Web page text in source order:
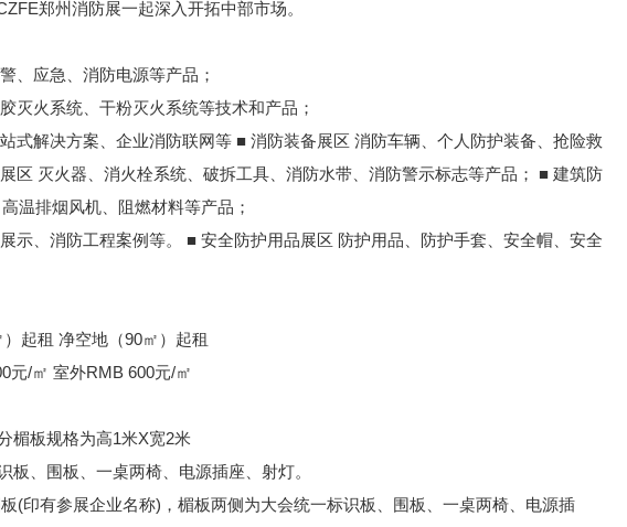
郑州消防展一起深入开拓中部市场。
、应急、消防电源等产品；
灭火系统、干粉灭火系统等技术和产品；
式解决方案、企业消防联网等 ■ 消防装备展区 消防车辆、个人防护装备、抢险救
区 灭火器、消火栓系统、破拆工具、消防水带、消防警示标志等产品； ■ 建筑防
温排烟风机、阻燃材料等产品；
示、消防工程案例等。 ■ 安全防护用品展区 防护用品、防护手套、安全帽、安全
起租 净空地（90㎡）起租
/㎡ 室外RMB 600元/㎡
楣板规格为高1米X宽2米
板、围板、一桌两椅、电源插座、射灯。
(印有参展企业名称)，楣板两侧为大会统一标识板、围板、一桌两椅、电源插